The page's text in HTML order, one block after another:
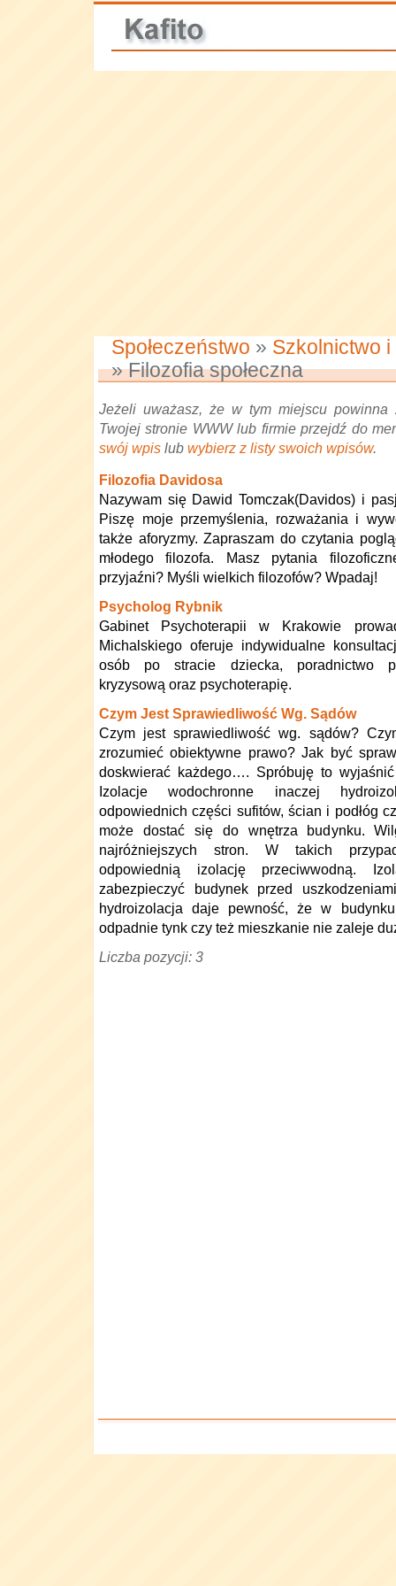
Społeczeństwo » Szkolnictwo
» Filozofia społeczna
Jeżeli uważasz, że w tym miejscu powinna
Twojej stronie WWW lub firmie przejdź do
swój wpis lub wybierz z listy swoich wpisów.
Filozofia Davidosa
Nazywam się Dawid Tomczak(Davidos) i
Piszę moje przemyślenia, rozważania i
także aforyzmy. Zapraszam do czytania
młodego filozofa. Masz pytania
przyjaźni? Myśli wielkich filozofów? Wpadaj!
Psycholog Rybnik
Gabinet Psychoterapii w Krakowie
Michalskiego oferuje indywidualne
osób po stracie dziecka, poradnictwo
kryzysową oraz psychoterapię.
Czym Jest Sprawiedliwość Wg. Sądów
Czym jest sprawiedliwość wg. sądów?
zrozumieć obiektywne prawo? Jak być
doskwierać każdego…. Spróbuję to
Izolacje wodochronne inaczej
odpowiednich części sufitów, ścian i podłóg
może dostać się do wnętrza budynku.
najróżniejszych stron. W takich
odpowiednią izolację przeciwwodną.
zabezpieczyć budynek przed
hydroizolacja daje pewność, że w
odpadnie tynk czy też mieszkanie nie zaleje
Liczba pozycji: 3